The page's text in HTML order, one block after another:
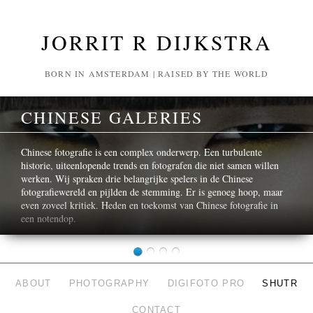
JORRIT R DIJKSTRA
BORN IN AMSTERDAM | RAISED BY THE WORLD
CHINESE GALERIES
Chinese fotografie is een complex onderwerp. Een turbulente
historie, uiteenlopende trends en fotografen die niet samen willen
werken. Wij spraken drie belangrijke spelers in de Chinese
fotografiewereld en pijlden de stemming. Er is genoeg hoop, maar
even zoveel kritiek. Heden en toekomst van Chinese fotografie in
een notendop.
ABOUT PHOTOGRAPHY DIGIFOTO PRO SHUTR
CONTACT